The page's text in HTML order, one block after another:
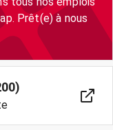
Prêt(e) à nous